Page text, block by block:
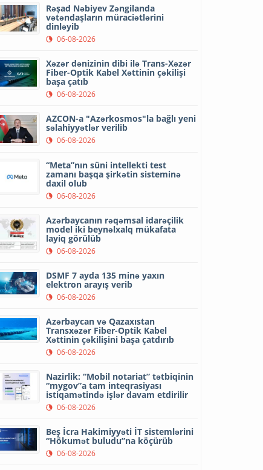
Rəşad Nəbiyev Zəngilanda
vətəndaşların müraciətlərini
dinləyib
06-08-2026
Xəzər dənizinin dibi ilə Trans-Xəzər
Fiber-Optik Kabel Xəttinin çəkilişi
başa çatıb
06-08-2026
AZCON-a "Azərkosmos"la bağlı yeni
səlahiyyətlər verilib
06-08-2026
“Meta”nın süni intellekti test
zamanı başqa şirkətin sisteminə
daxil olub
06-08-2026
Azərbaycanın rəqəmsal idarəçilik
model iki beynəlxalq mükafata
layiq görülüb
06-08-2026
DSMF 7 ayda 135 minə yaxın
elektron arayış verib
06-08-2026
Azərbaycan və Qazaxıstan
Transxəzər Fiber-Optik Kabel
Xəttinin çəkilişini başa çatdırıb
06-08-2026
Nazirlik: “Mobil notariat” tətbiqinin
“mygov”a tam inteqrasiyası
istiqamətində işlər davam etdirilir
06-08-2026
Beş İcra Hakimiyyəti İT sistemlərini
“Hökumət buludu”na köçürüb
06-08-2026